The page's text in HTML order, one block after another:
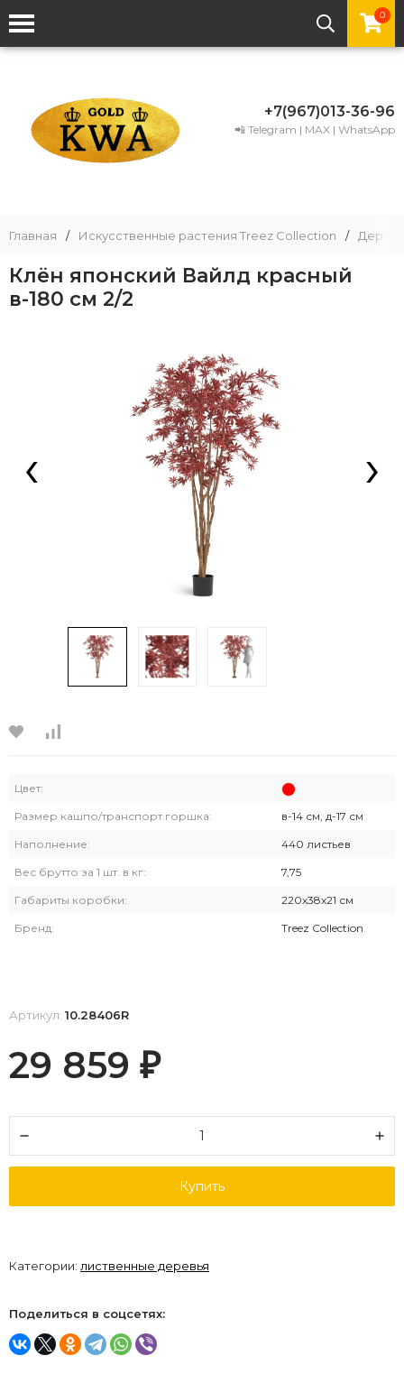
0
+7(967)013-36-96
📲 Telegram | MAX | WhatsApp
Главная / Искусственные растения Treez Collection /
Клён японский Вайлд красный
в-180 см 2/2
‹ ›
Цвет:
Размер кашпо/транспорт.горшка: в-14 см, д-17 см
Наполнение: 440 листьев
Вес брутто за 1 шт. в кг: 7,75
Габариты коробки: 220х38х21 см
Бренд: Treez Collection
Артикул: 10.28406R
29 859 ₽
Купить
Категории: лиственные деревья
Поделиться в соцсетях: